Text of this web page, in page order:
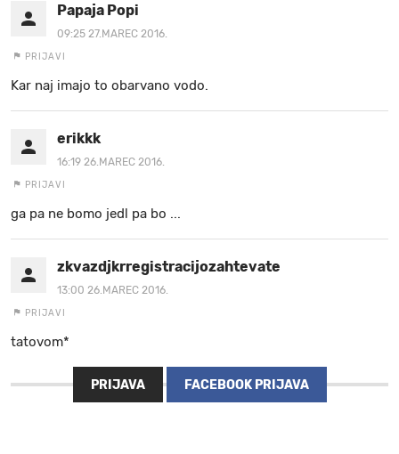
Papaja Popi
09:25 27.MAREC 2016.
PRIJAVI
Kar naj imajo to obarvano vodo.
erikkk
16:19 26.MAREC 2016.
PRIJAVI
ga pa ne bomo jedl pa bo ...
zkvazdjkrregistracijozahtevate
13:00 26.MAREC 2016.
PRIJAVI
tatovom*
PRIJAVA FACEBOOK PRIJAVA